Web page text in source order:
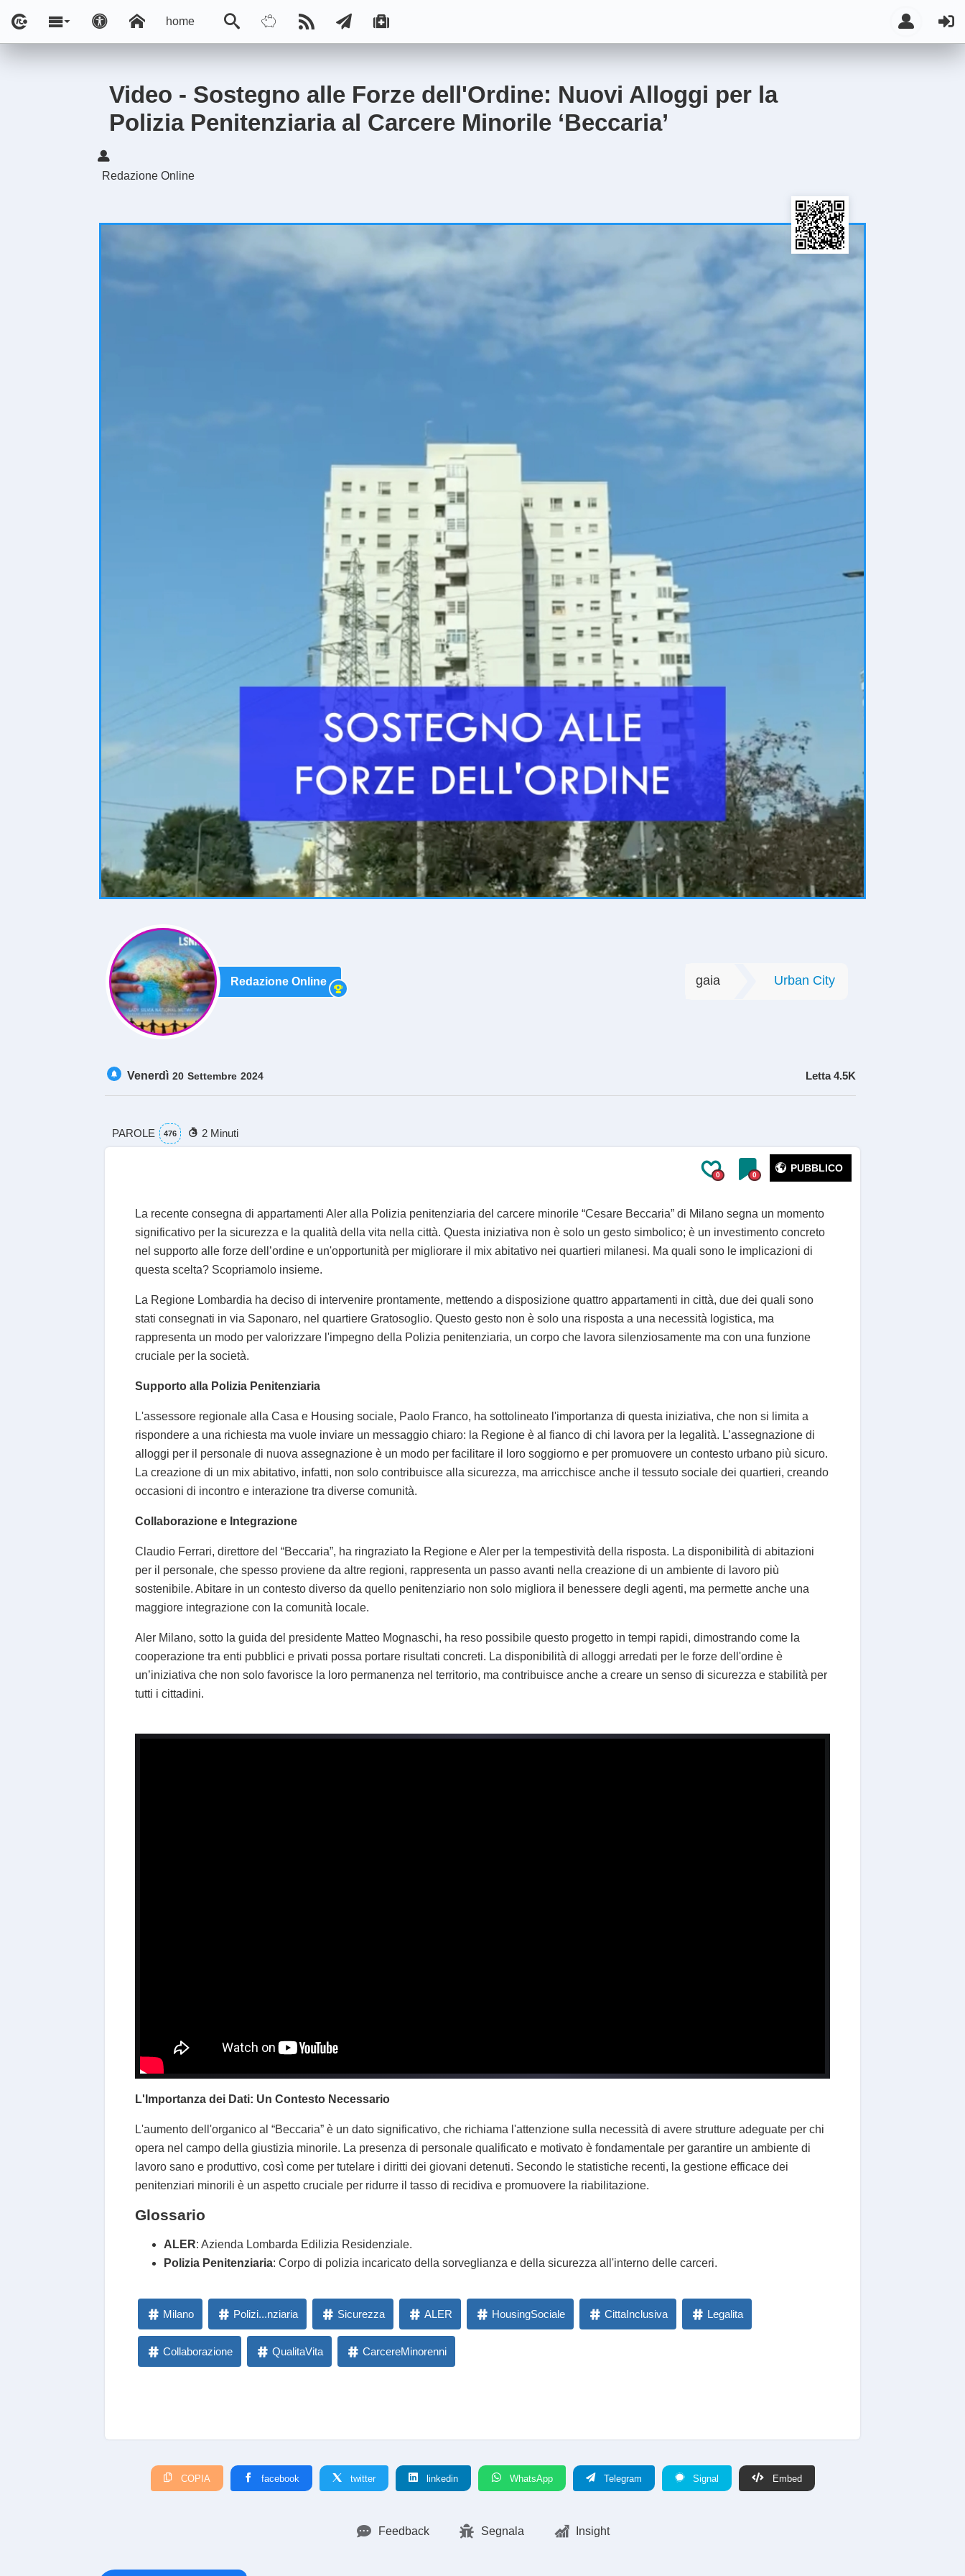
home
Video - Sostegno alle Forze dell'Ordine: Nuovi Alloggi per la
Polizia Penitenziaria al Carcere Minorile ‘Beccaria’
Redazione Online
Redazione Online gaia Urban City
Letta4.5K
Venerdì 20 Settembre 2024
PAROLE 476 2 Minuti
0 0
PUBBLICO
La recente consegna di appartamenti Aler alla Polizia penitenziaria del carcere minorile “Cesare Beccaria” di Milano segna un momento
significativo per la sicurezza e la qualità della vita nella città. Questa iniziativa non è solo un gesto simbolico; è un investimento concreto
nel supporto alle forze dell’ordine e un'opportunità per migliorare il mix abitativo nei quartieri milanesi. Ma quali sono le implicazioni di
questa scelta? Scopriamolo insieme.
La Regione Lombardia ha deciso di intervenire prontamente, mettendo a disposizione quattro appartamenti in città, due dei quali sono
stati consegnati in via Saponaro, nel quartiere Gratosoglio. Questo gesto non è solo una risposta a una necessità logistica, ma
rappresenta un modo per valorizzare l'impegno della Polizia penitenziaria, un corpo che lavora silenziosamente ma con una funzione
cruciale per la società.
Supporto alla Polizia Penitenziaria
L'assessore regionale alla Casa e Housing sociale, Paolo Franco, ha sottolineato l'importanza di questa iniziativa, che non si limita a
rispondere a una richiesta ma vuole inviare un messaggio chiaro: la Regione è al fianco di chi lavora per la legalità. L’assegnazione di
alloggi per il personale di nuova assegnazione è un modo per facilitare il loro soggiorno e per promuovere un contesto urbano più sicuro.
La creazione di un mix abitativo, infatti, non solo contribuisce alla sicurezza, ma arricchisce anche il tessuto sociale dei quartieri, creando
occasioni di incontro e interazione tra diverse comunità.
Collaborazione e Integrazione
Claudio Ferrari, direttore del “Beccaria”, ha ringraziato la Regione e Aler per la tempestività della risposta. La disponibilità di abitazioni
per il personale, che spesso proviene da altre regioni, rappresenta un passo avanti nella creazione di un ambiente di lavoro più
sostenibile. Abitare in un contesto diverso da quello penitenziario non solo migliora il benessere degli agenti, ma permette anche una
maggiore integrazione con la comunità locale.
Aler Milano, sotto la guida del presidente Matteo Mognaschi, ha reso possibile questo progetto in tempi rapidi, dimostrando come la
cooperazione tra enti pubblici e privati possa portare risultati concreti. La disponibilità di alloggi arredati per le forze dell'ordine è
un’iniziativa che non solo favorisce la loro permanenza nel territorio, ma contribuisce anche a creare un senso di sicurezza e stabilità per
tutti i cittadini.
L'Importanza dei Dati: Un Contesto Necessario
L'aumento dell'organico al “Beccaria” è un dato significativo, che richiama l'attenzione sulla necessità di avere strutture adeguate per chi
opera nel campo della giustizia minorile. La presenza di personale qualificato e motivato è fondamentale per garantire un ambiente di
lavoro sano e produttivo, così come per tutelare i diritti dei giovani detenuti. Secondo le statistiche recenti, la gestione efficace dei
penitenziari minorili è un aspetto cruciale per ridurre il tasso di recidiva e promuovere la riabilitazione.
Glossario
ALER: Azienda Lombarda Edilizia Residenziale.
Polizia Penitenziaria: Corpo di polizia incaricato della sorveglianza e della sicurezza all'interno delle carceri.
Milano Polizi...nziaria Sicurezza ALER HousingSociale CittaInclusiva Legalita
Collaborazione QualitaVita CarcereMinorenni
COPIA facebook twitter linkedin WhatsApp Telegram Signal Embed
Feedback Segnala Insight